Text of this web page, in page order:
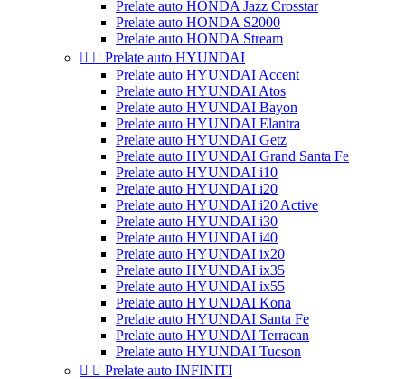
Prelate auto HONDA Jazz Crosstar
Prelate auto HONDA S2000
Prelate auto HONDA Stream
  Prelate auto HYUNDAI
Prelate auto HYUNDAI Accent
Prelate auto HYUNDAI Atos
Prelate auto HYUNDAI Bayon
Prelate auto HYUNDAI Elantra
Prelate auto HYUNDAI Getz
Prelate auto HYUNDAI Grand Santa Fe
Prelate auto HYUNDAI i10
Prelate auto HYUNDAI i20
Prelate auto HYUNDAI i20 Active
Prelate auto HYUNDAI i30
Prelate auto HYUNDAI i40
Prelate auto HYUNDAI ix20
Prelate auto HYUNDAI ix35
Prelate auto HYUNDAI ix55
Prelate auto HYUNDAI Kona
Prelate auto HYUNDAI Santa Fe
Prelate auto HYUNDAI Terracan
Prelate auto HYUNDAI Tucson
  Prelate auto INFINITI